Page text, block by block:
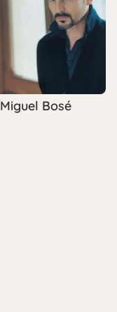
Miguel Bosé